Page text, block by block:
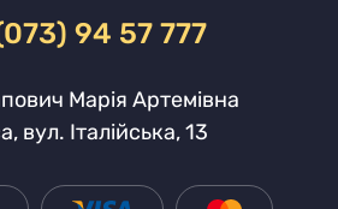
94 57 777
Марія Артемівна
вул. Італійська, 13